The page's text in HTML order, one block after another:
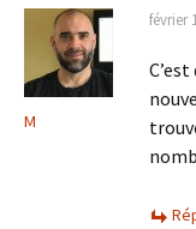
M
février